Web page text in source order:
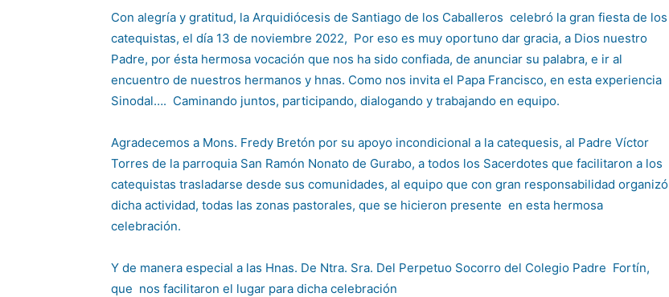
Con alegría y gratitud, la Arquidiócesis de Santiago de los Caballeros celebró la gran fiesta de los
catequistas, el día 13 de noviembre 2022, Por eso es muy oportuno dar gracia, a Dios nuestro
Padre, por ésta hermosa vocación que nos ha sido confiada, de anunciar su palabra, e ir al
encuentro de nuestros hermanos y hnas. Como nos invita el Papa Francisco, en esta experiencia
Sinodal…. Caminando juntos, participando, dialogando y trabajando en equipo.
Agradecemos a Mons. Fredy Bretón por su apoyo incondicional a la catequesis, al Padre Víctor
Torres de la parroquia San Ramón Nonato de Gurabo, a todos los Sacerdotes que facilitaron a los
catequistas trasladarse desde sus comunidades, al equipo que con gran responsabilidad organizó
dicha actividad, todas las zonas pastorales, que se hicieron presente en esta hermosa
celebración.
Y de manera especial a las Hnas. De Ntra. Sra. Del Perpetuo Socorro del Colegio Padre Fortín,
que nos facilitaron el lugar para dicha celebración